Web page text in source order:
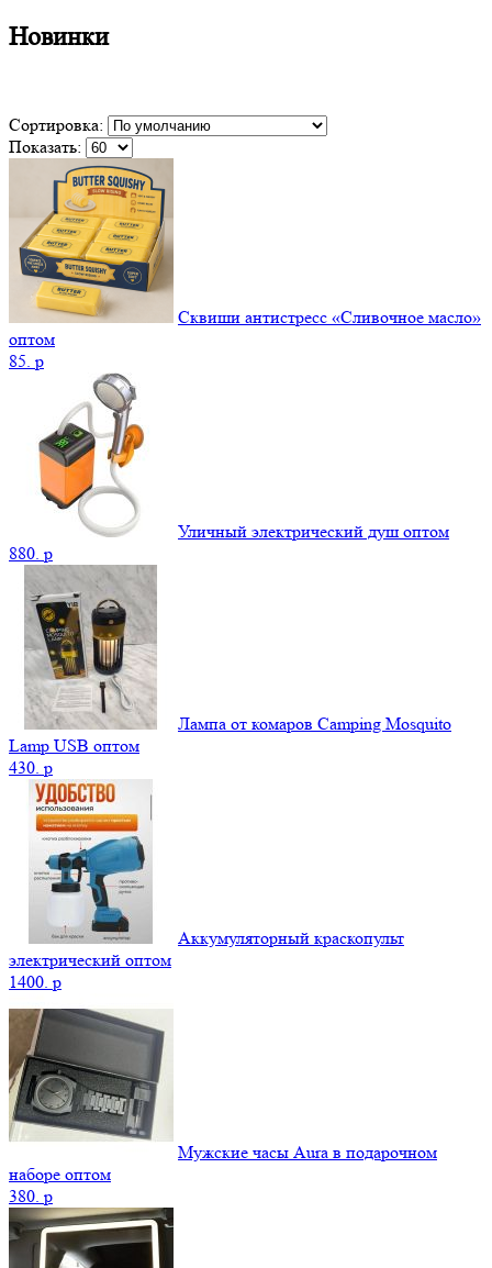
Новинки
Сортировка:
Показать:
Сквиши антистресс «Сливочное масло»
оптом
85. p
Уличный электрический душ оптом
880. p
Лампа от комаров Camping Mosquito
Lamp USB оптом
430. p
Аккумуляторный краскопульт
электрический оптом
1400. p
Мужские часы Aura в подарочном
наборе оптом
380. p